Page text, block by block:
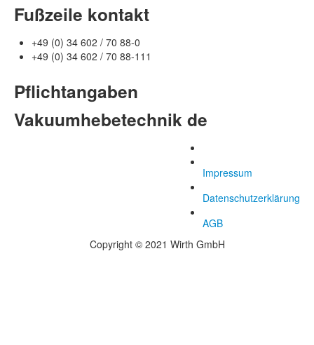
Fußzeile kontakt
+49 (0) 34 602 / 70 88-0
+49 (0) 34 602 / 70 88-111
Pflichtangaben
Vakuumhebetechnik de
Impressum
Datenschutzerklärung
AGB
Copyright © 2021 Wirth GmbH